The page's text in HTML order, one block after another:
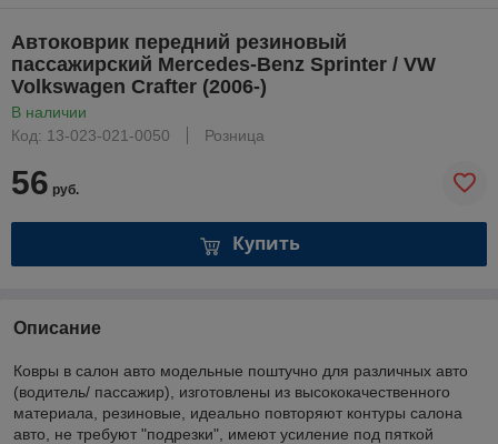
Автоковрик передний резиновый
пассажирский Mercedes-Benz Sprinter / VW
Volkswagen Crafter (2006-)
В наличии
Код: 13-023-021-0050
Розница
56 руб.
Купить
Описание
Ковры в салон авто модельные поштучно для различных авто
(водитель/ пассажир), изготовлены из высококачественного
материала, резиновые, идеально повторяют контуры салона
авто, не требуют "подрезки", имеют усиление под пяткой